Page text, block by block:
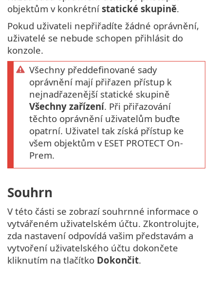
objektům v konkrétní statické skupině.
Pokud uživateli nepřiřadíte žádné oprávnění,
uživatelé se nebude schopen přihlásit do
konzole.
Všechny předdefinované sady
oprávnění mají přiřazen přístup k
nejnadřazenější statické skupině
Všechny zařízení. Při přiřazování
těchto oprávnění uživatelům buďte
opatrní. Uživatel tak získá přístup ke
všem objektům v ESET PROTECT On-
Prem.
Souhrn
V této části se zobrazí souhrnné informace o
vytvářeném uživatelském účtu. Zkontrolujte,
zda nastavení odpovídá vašim představám a
vytvoření uživatelského účtu dokončete
kliknutím na tlačítko Dokončit.